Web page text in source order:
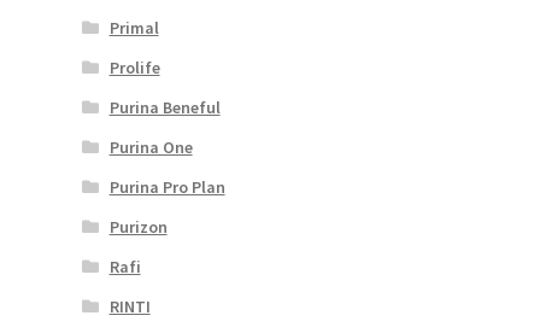
Primal
Prolife
Purina Beneful
Purina One
Purina Pro Plan
Purizon
Rafi
RINTI